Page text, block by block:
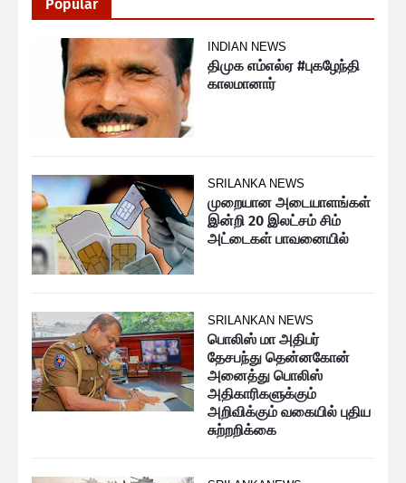
Popular
INDIAN NEWS
திமுக எம்எல்ஏ #புகழேந்தி
காலமானார்
SRILANKA NEWS
முறையான அடையாளங்கள்
இன்றி 20 இலட்சம் சிம்
அட்டைகள் பாவனையில்
SRILANKAN NEWS
பொலிஸ் மா அதிபர்
தேசபந்து தென்னகோன்
அனைத்து பொலிஸ்
அதிகாரிகளுக்கும்
அறிவிக்கும் வகையில் புதிய
சுற்றறிக்கை